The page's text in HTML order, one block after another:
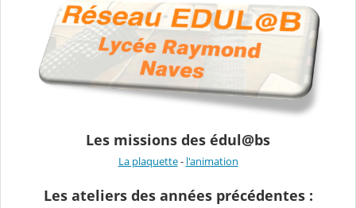
Les missions des édul@bs
La plaquette- l'animation
Les ateliers des années précédentes :